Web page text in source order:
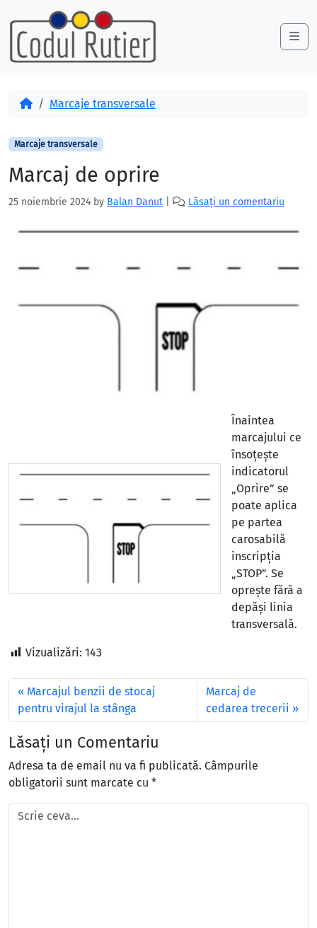
Skip to content
Skip to footer
AcasăMarcaje transversale
Marcaje transversale
Marcaj de oprire
25 noiembrie 2024 by Balan Danut Lăsați un comentariu
Înaintea
marcajului ce
însoțește
indicatorul
„Oprire” se
poate aplica
pe partea
carosabilă
inscripția
„STOP”. Se
oprește fără a
depăși linia
transversală.
Vizualizări: 143
Marcajul benzii de stocaj
pentru virajul la stânga
Marcaj de
cedarea trecerii
Lăsați un Comentariu
Adresa ta de email nu va fi publicată. Câmpurile
obligatorii sunt marcate cu *